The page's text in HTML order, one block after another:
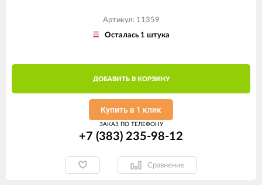
Артикул: 11359
Осталась 1 штука
ДОБАВИТЬ В КОРЗИНУ
Купить в 1 клик
ЗАКАЗ ПО ТЕЛЕФОНУ
+7 (383) 235-98-12
Сравнение